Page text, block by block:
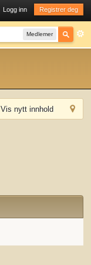
Logg inn Registrer deg
Medlemer
Vis nytt innhold